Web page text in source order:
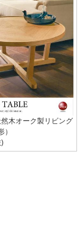
木オーク製リビング